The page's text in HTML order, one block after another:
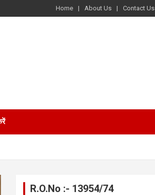
Home About Us Contact Us
R.O.No :- 13954/74